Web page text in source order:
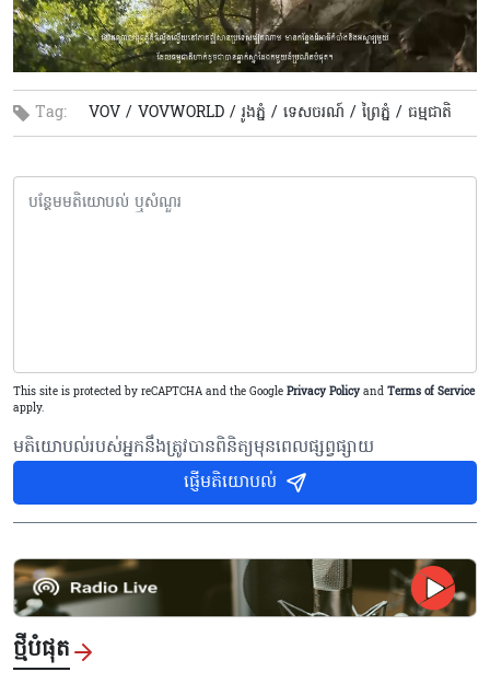
Video
Tag: VOV / VOVWORLD / រូងភ្នំ / ទេសចរណ៍ / ព្រៃភ្នំ / ធម្មជាតិ
This site is protected by reCAPTCHA and the Google Privacy Policy and Terms of Service
apply.
មតិយោបល់របស់អ្នកនឹងត្រូវបានពិនិត្យមុនពេលផ្សព្វផ្សាយ
ផ្ញើមតិយោបល់
ថ្មីបំផុត